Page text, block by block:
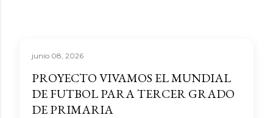
junio 08, 2026
PROYECTO VIVAMOS EL MUNDIAL
DE FUTBOL PARA TERCER GRADO
DE PRIMARIA